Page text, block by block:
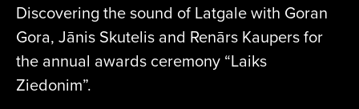
Discovering the sound of Latgale with Goran
Gora, Jānis Skutelis and Renārs Kaupers for
the annual awards ceremony “Laiks
Ziedonim”.